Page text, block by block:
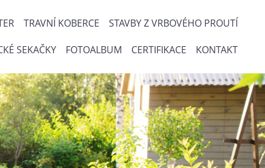
TRAVNÍ KOBERCE STAVBY Z VRBOVÉHO PROUTÍ
SEKAČKY FOTOALBUM CERTIFIKACE KONTAKT